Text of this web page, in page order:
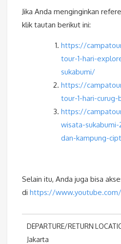
Jika Anda menginginkan
klik tautan berikut ini:
https://
tour-1-hari-
sukabumi/
https://
tour-1-hari-
https://
wisata-
dan-kampung-
Selain itu, Anda juga bisa
di https://www.youtube.com/
DEPARTURE/RETURN
Jakarta